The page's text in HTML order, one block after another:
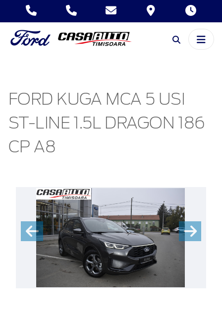
FORD KUGA MCA 5 USI
ST-LINE 1.5L DRAGON 186
CP A8